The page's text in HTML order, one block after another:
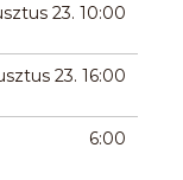
23. 10:00
23. 16:00
6:00